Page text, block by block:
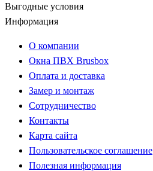
Выгодные условия
Информация
О компании
Окна ПВХ Brusbox
Оплата и доставка
Замер и монтаж
Сотрудничество
Контакты
Карта сайта
Пользовательское соглашение
Полезная информация